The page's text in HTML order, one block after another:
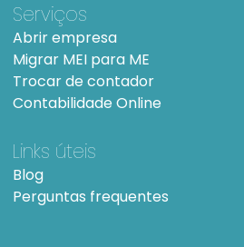
Serviços
Abrir empresa
Migrar MEI para ME
Trocar de contador
Contabilidade Online
Links úteis
Blog
Perguntas frequentes